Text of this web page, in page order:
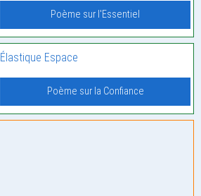
Poème sur l'Essentiel
Élastique Espace
Poème sur la Confiance